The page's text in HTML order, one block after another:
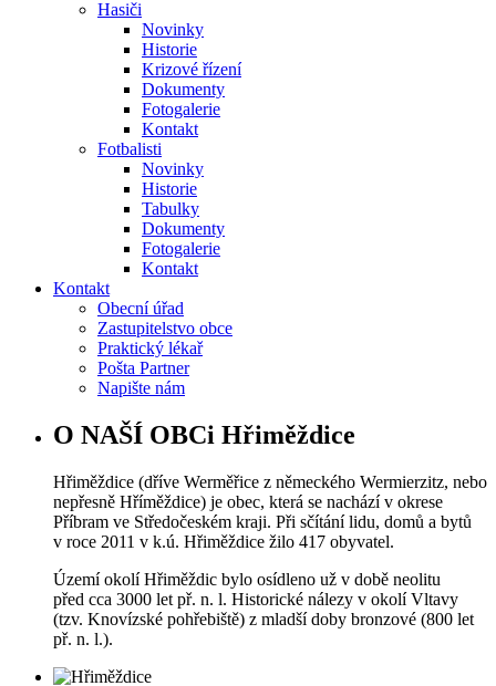
Hasiči
Novinky
Historie
Krizové řízení
Dokumenty
Fotogalerie
Kontakt
Fotbalisti
Novinky
Historie
Tabulky
Dokumenty
Fotogalerie
Kontakt
Kontakt
Obecní úřad
Zastupitelstvo obce
Praktický lékař
Pošta Partner
Napište nám
O NAŠÍ OBCi Hřiměždice
Hřiměždice (dříve Werměřice z německého Wermierzitz, nebo
nepřesně Hříměždice) je obec, která se nachází v okrese
Příbram ve Středočeském kraji. Při sčítání lidu, domů a bytů
v roce 2011 v k.ú. Hřiměždice žilo 417 obyvatel.
Území okolí Hřiměždic bylo osídleno už v době neolitu
před cca 3000 let př. n. l. Historické nálezy v okolí Vltavy
(tzv. Knovízské pohřebiště) z mladší doby bronzové (800 let
př. n. l.).